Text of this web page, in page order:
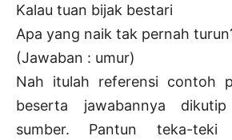
Kalau tuan bijak bestari
Apa yang naik tak pernah
(Jawaban : umur)
Nah itulah referensi contoh
beserta jawabannya
sumber. Pantun teka-teki